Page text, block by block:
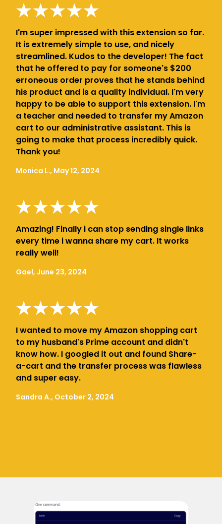
I'm super impressed with this extension so far.
It is extremely simple to use, and nicely
streamlined. Kudos to the developer! The fact
that he offered to pay for someone's $200
erroneous order proves that he stands behind
his product and is a quality individual. I'm very
happy to be able to support this extension. I'm
a teacher and needed to transfer my Amazon
cart to our administrative assistant. This is
going to make that process incredibly quick.
Thank you!
Monica L., May 12, 2024
Amazing! Finally i can stop sending single links
every time i wanna share my cart. It works
really well!
Gael, June 23, 2024
I wanted to move my Amazon shopping cart
to my husband's Prime account and didn't
know how. I googled it out and found Share-
a-cart and the transfer process was flawless
and super easy.
Sandra A., October 2, 2024